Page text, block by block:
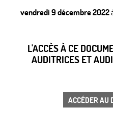
vendredi 9 décembre 2022
L'ACCÈS À CE
AUDITRICES ET
ACCÉDER AU